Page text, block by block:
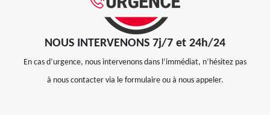
NOUS INTERVENONS 7j/7 et 24h/24
En cas d’urgence, nous intervenons dans l’immédiat, n’hésitez pas
à nous contacter via le formulaire ou à nous appeler.